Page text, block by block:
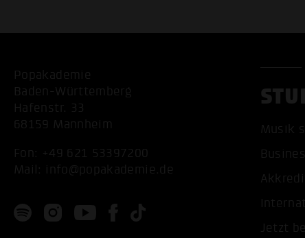
Popakademie
Baden-Württemberg
Hafenstr. 33
68159 Mannheim
Fon: +49 621 53397200
Mail: info@popakademie.de
Musik
Jetzt